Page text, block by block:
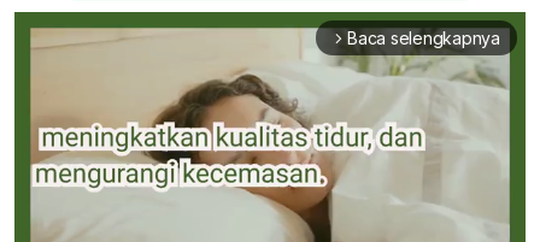
arrow_forward_ios Baca selengkapnya